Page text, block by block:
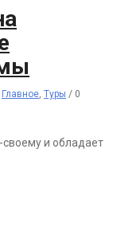
Главное, Туры / 0
и обладает